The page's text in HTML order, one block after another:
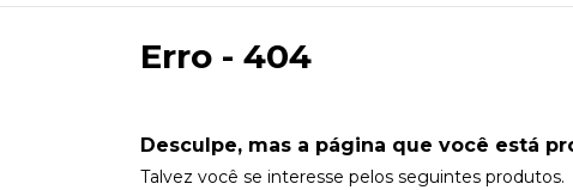
Erro - 404
Desculpe, mas a página que você está
Talvez você se interesse pelos seguintes produtos.